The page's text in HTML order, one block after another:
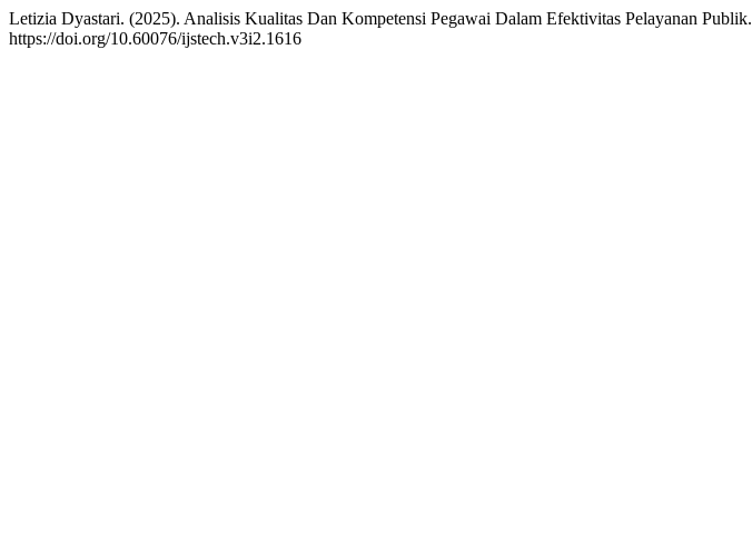
Letizia Dyastari. (2025). Analisis Kualitas Dan Kompetensi Pegawai Dalam Efektivitas Pelayanan Publik.
https://doi.org/10.60076/ijstech.v3i2.1616